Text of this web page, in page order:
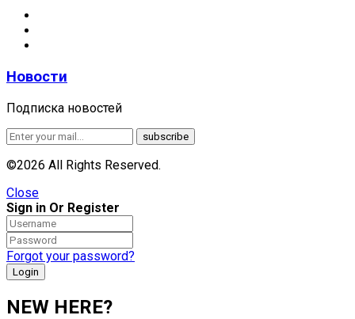
Новости
Подписка новостей
©2026 All Rights Reserved.
Close
Sign in Or Register
Forgot your password?
NEW HERE?